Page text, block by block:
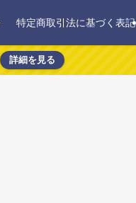
特定商取引法に基づく表記
詳細を見る